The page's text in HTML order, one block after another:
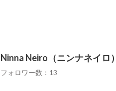
Ninna Neiro（ニンナネイロ
フォロワー数：13